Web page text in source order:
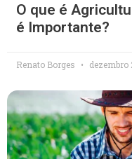
O que é
é Importante?
Renato Borges dezembro